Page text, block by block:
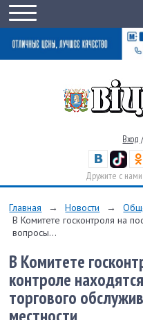
Вход /
Дружите с
Главная → Новости →
В Комитете госконтроля на
вопросы...
В Комитете
контроле
торгового